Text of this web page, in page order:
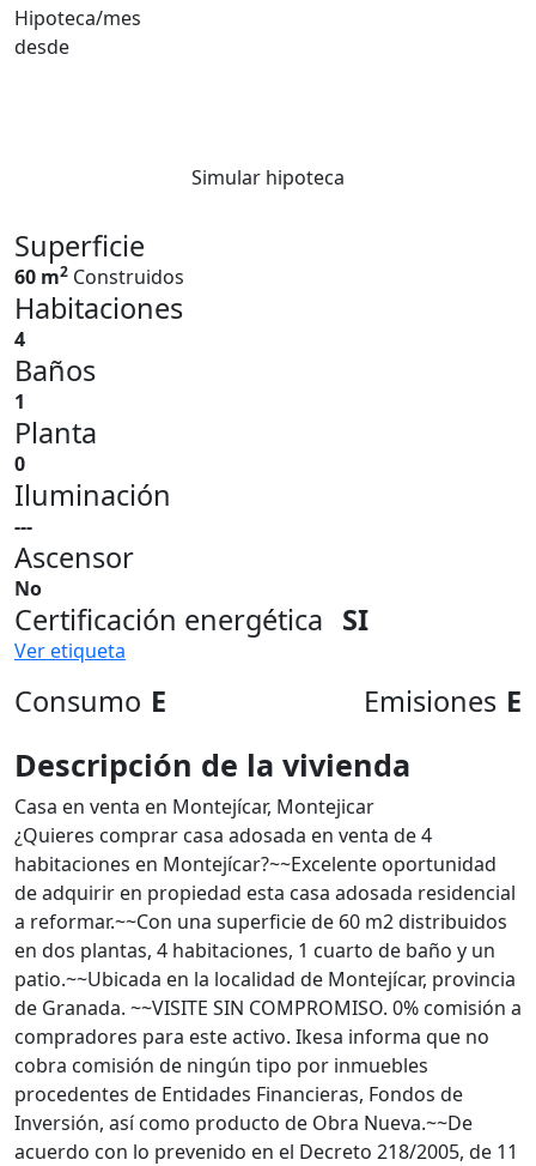
Hipoteca/mes
desde
Simular hipoteca
Superficie
60 m2 Construidos
Habitaciones
4
Baños
1
Planta
0
Iluminación
---
Ascensor
No
Certificación energética SI
Ver etiqueta
Consumo E Emisiones E
Descripción de la vivienda
Casa en venta en Montejícar, Montejicar
¿Quieres comprar casa adosada en venta de 4
habitaciones en Montejícar?~~Excelente oportunidad
de adquirir en propiedad esta casa adosada residencial
a reformar.~~Con una superficie de 60 m2 distribuidos
en dos plantas, 4 habitaciones, 1 cuarto de baño y un
patio.~~Ubicada en la localidad de Montejícar, provincia
de Granada. ~~VISITE SIN COMPROMISO. 0% comisión a
compradores para este activo. Ikesa informa que no
cobra comisión de ningún tipo por inmuebles
procedentes de Entidades Financieras, Fondos de
Inversión, así como producto de Obra Nueva.~~De
acuerdo con lo prevenido en el Decreto 218/2005, de 11